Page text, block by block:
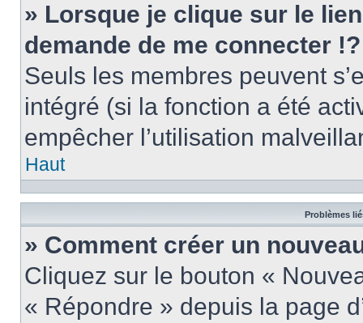
» Lorsque je clique sur le
demande de me connecter !?
Seuls les membres peuvent
intégré (si la fonction a été
empêcher l’utilisation
Haut
Problèmes
» Comment créer un
Cliquez sur le bouton «
« Répondre » depuis la page